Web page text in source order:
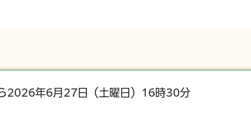
2026年6月27日（土曜日）16時30分